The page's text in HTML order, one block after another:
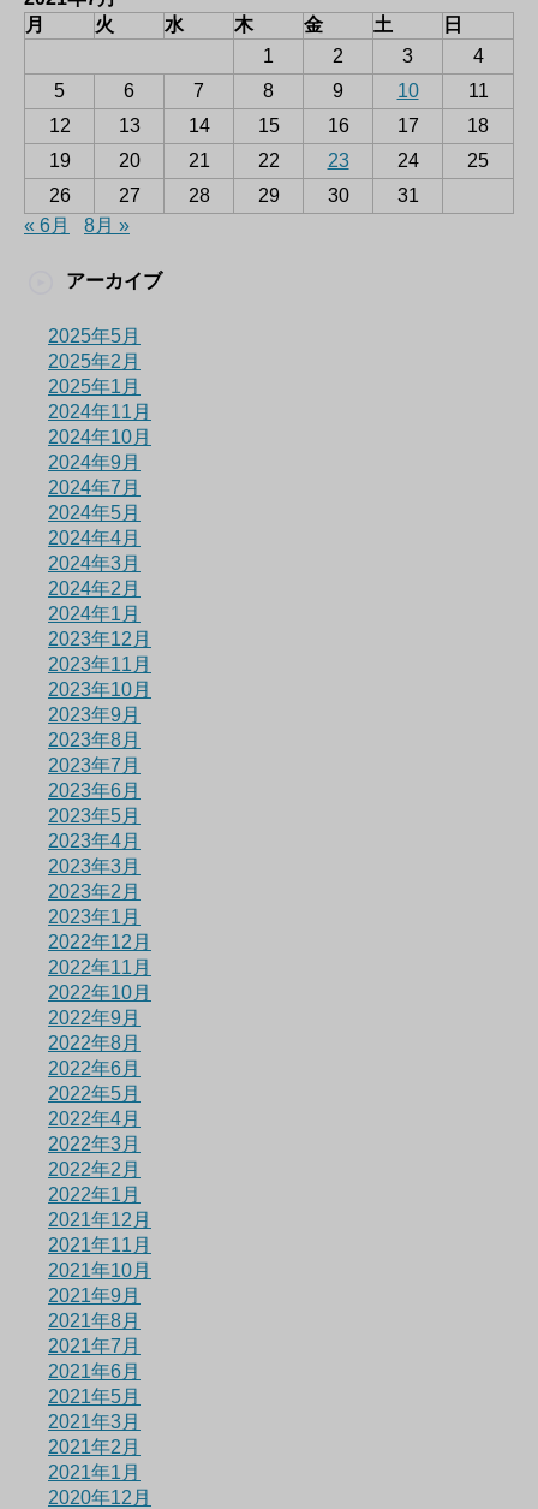
月
火 水 木 金 土
日
1
2 3
4
5
6 7 8 9 10
11
12
13 14 15 16 17
18
19
20 21 22 23 24
25
26
27 28 29 30
31
« 6月
8月 »
アーカイブ
2025年5月
2025年2月
2025年1月
2024年11月
2024年10月
2024年9月
2024年7月
2024年5月
2024年4月
2024年3月
2024年2月
2024年1月
2023年12月
2023年11月
2023年10月
2023年9月
2023年8月
2023年7月
2023年6月
2023年5月
2023年4月
2023年3月
2023年2月
2023年1月
2022年12月
2022年11月
2022年10月
2022年9月
2022年8月
2022年6月
2022年5月
2022年4月
2022年3月
2022年2月
2022年1月
2021年12月
2021年11月
2021年10月
2021年9月
2021年8月
2021年7月
2021年6月
2021年5月
2021年3月
2021年2月
2021年1月
2020年12月